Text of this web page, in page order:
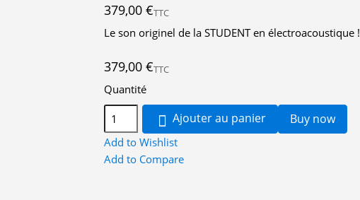
379,00 €TTC
Le son originel de la STUDENT en électroacoustique !
379,00 €TTC
Quantité
 Ajouter au panier Buy now
Add to Wishlist
Add to Compare